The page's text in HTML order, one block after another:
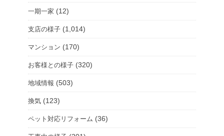
一期一家 (12)
支店の様子 (1,014)
マンション (170)
お客様との様子 (320)
地域情報 (503)
換気 (123)
ペット対応リフォーム (36)